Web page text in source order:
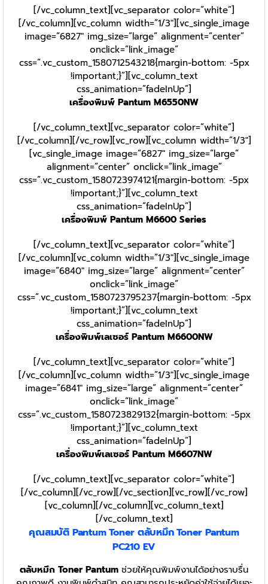
[/vc_column_text][vc_separator color=”white”]
[/vc_column][vc_column width=”1/3″][vc_single_image
image=”6827″ img_size=”large” alignment=”center”
onclick=”link_image”
css=”.vc_custom_1580712543218{margin-bottom: -5px
!important;}”][vc_column_text
css_animation=”fadeInUp”]
เครื่องพิมพ์ Pantum M6550NW
[/vc_column_text][vc_separator color=”white”]
[/vc_column][/vc_row][vc_row][vc_column width=”1/3″]
[vc_single_image image=”6827″ img_size=”large”
alignment=”center” onclick=”link_image”
css=”.vc_custom_1580723974121{margin-bottom: -5px
!important;}”][vc_column_text
css_animation=”fadeInUp”]
เครื่องพิมพ์ Pantum M6600 Series
[/vc_column_text][vc_separator color=”white”]
[/vc_column][vc_column width=”1/3″][vc_single_image
image=”6840″ img_size=”large” alignment=”center”
onclick=”link_image”
css=”.vc_custom_1580723795237{margin-bottom: -5px
!important;}”][vc_column_text
css_animation=”fadeInUp”]
เครื่องพิมพ์เลเซอร์ Pantum M6600NW
[/vc_column_text][vc_separator color=”white”]
[/vc_column][vc_column width=”1/3″][vc_single_image
image=”6841″ img_size=”large” alignment=”center”
onclick=”link_image”
css=”.vc_custom_1580723829132{margin-bottom: -5px
!important;}”][vc_column_text
css_animation=”fadeInUp”]
เครื่องพิมพ์เลเซอร์ Pantum M6607NW
[/vc_column_text][vc_separator color=”white”]
[/vc_column][/vc_row][/vc_section][vc_row][/vc_row]
[vc_column][/vc_column][vc_column_text]
[/vc_column_text]
คุณสมบัติ PantumToner ตลับหมึกToner Pantum
PC210 EV
ตลับหมึก Toner Pantum ช่วยให้คุณพิมพ์งานได้อย่างราบรื่น